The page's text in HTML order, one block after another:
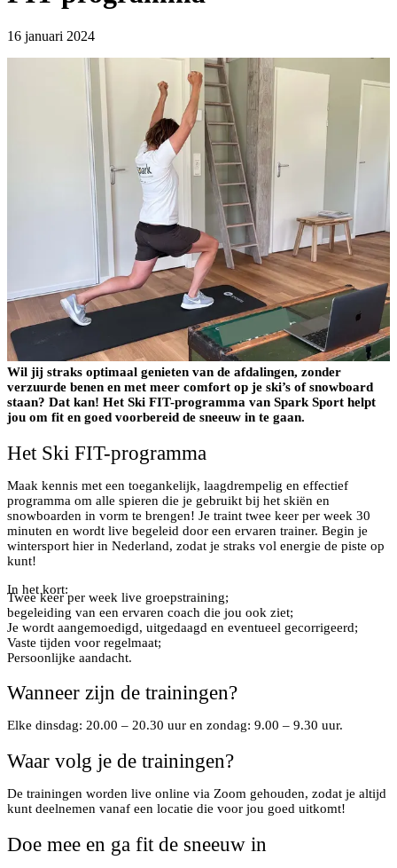
16 januari 2024
Wil jij straks optimaal genieten van de afdalingen, zonder
verzuurde benen en met meer comfort op je ski’s of snowboard
staan? Dat kan! Het Ski FIT-programma van Spark Sport helpt
jou om fit en goed voorbereid de sneeuw in te gaan.
Het Ski FIT-programma
Maak kennis met een toegankelijk, laagdrempelig en effectief
programma om alle spieren die je gebruikt bij het skiën en
snowboarden in vorm te brengen! Je traint twee keer per week 30
minuten en wordt live begeleid door een ervaren trainer. Begin je
wintersport hier in Nederland, zodat je straks vol energie de piste op
kunt!
In het kort:
Twee keer per week live groepstraining;
begeleiding van een ervaren coach die jou ook ziet;
Je wordt aangemoedigd, uitgedaagd en eventueel gecorrigeerd;
Vaste tijden voor regelmaat;
Persoonlijke aandacht.
Wanneer zijn de trainingen?
Elke dinsdag: 20.00 – 20.30 uur en zondag: 9.00 – 9.30 uur.
Waar volg je de trainingen?
De trainingen worden live online via Zoom gehouden, zodat je altijd
kunt deelnemen vanaf een locatie die voor jou goed uitkomt!
Doe mee en ga fit de sneeuw in